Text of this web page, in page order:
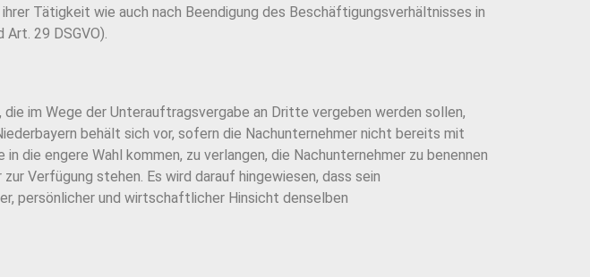
Tätigkeit wie auch nach Beendigung des Beschäftigungsverhältnisses in
29 DSGVO).
im Wege der Unterauftragsvergabe an Dritte vergeben werden sollen,
behält sich vor, sofern die Nachunternehmer nicht bereits mit
die engere Wahl kommen, zu verlangen, die Nachunternehmer zu benennen
Verfügung stehen. Es wird darauf hingewiesen, dass sein
persönlicher und wirtschaftlicher Hinsicht denselben